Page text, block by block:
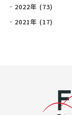
2022年 (73)
2021年 (17)